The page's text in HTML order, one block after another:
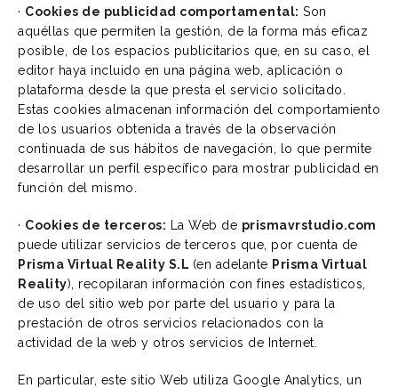
· Cookies de publicidad comportamental: Son
aquéllas que permiten la gestión, de la forma más eficaz
posible, de los espacios publicitarios que, en su caso, el
editor haya incluido en una página web, aplicación o
plataforma desde la que presta el servicio solicitado.
Estas cookies almacenan información del comportamiento
de los usuarios obtenida a través de la observación
continuada de sus hábitos de navegación, lo que permite
desarrollar un perfil específico para mostrar publicidad en
función del mismo.
· Cookies de terceros: La Web de prismavrstudio.com
puede utilizar servicios de terceros que, por cuenta de
Prisma Virtual Reality S.L (en adelante Prisma Virtual
Reality), recopilaran información con fines estadísticos,
de uso del sitio web por parte del usuario y para la
prestación de otros servicios relacionados con la
actividad de la web y otros servicios de Internet.
En particular, este sitio Web utiliza Google Analytics, un